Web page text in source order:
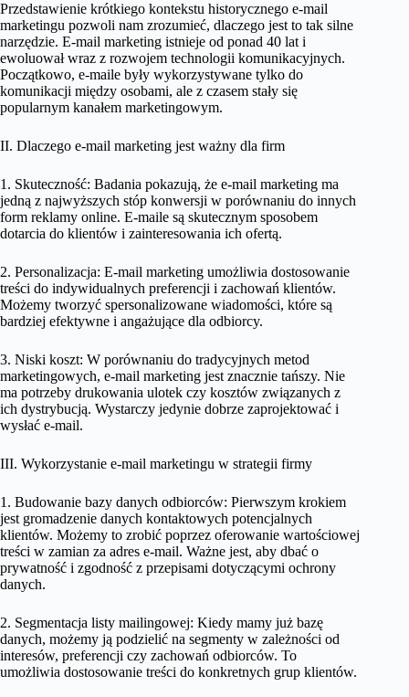
Przedstawienie krótkiego kontekstu historycznego e-mail
marketingu pozwoli nam zrozumieć, dlaczego jest to tak silne
narzędzie. E-mail marketing istnieje od ponad 40 lat i
ewoluował wraz z rozwojem technologii komunikacyjnych.
Początkowo, e-maile były wykorzystywane tylko do
komunikacji między osobami, ale z czasem stały się
popularnym kanałem marketingowym.
II. Dlaczego e-mail marketing jest ważny dla firm
1. Skuteczność: Badania pokazują, że e-mail marketing ma
jedną z najwyższych stóp konwersji w porównaniu do innych
form reklamy online. E-maile są skutecznym sposobem
dotarcia do klientów i zainteresowania ich ofertą.
2. Personalizacja: E-mail marketing umożliwia dostosowanie
treści do indywidualnych preferencji i zachowań klientów.
Możemy tworzyć spersonalizowane wiadomości, które są
bardziej efektywne i angażujące dla odbiorcy.
3. Niski koszt: W porównaniu do tradycyjnych metod
marketingowych, e-mail marketing jest znacznie tańszy. Nie
ma potrzeby drukowania ulotek czy kosztów związanych z
ich dystrybucją. Wystarczy jedynie dobrze zaprojektować i
wysłać e-mail.
III. Wykorzystanie e-mail marketingu w strategii firmy
1. Budowanie bazy danych odbiorców: Pierwszym krokiem
jest gromadzenie danych kontaktowych potencjalnych
klientów. Możemy to zrobić poprzez oferowanie wartościowej
treści w zamian za adres e-mail. Ważne jest, aby dbać o
prywatność i zgodność z przepisami dotyczącymi ochrony
danych.
2. Segmentacja listy mailingowej: Kiedy mamy już bazę
danych, możemy ją podzielić na segmenty w zależności od
interesów, preferencji czy zachowań odbiorców. To
umożliwia dostosowanie treści do konkretnych grup klientów.